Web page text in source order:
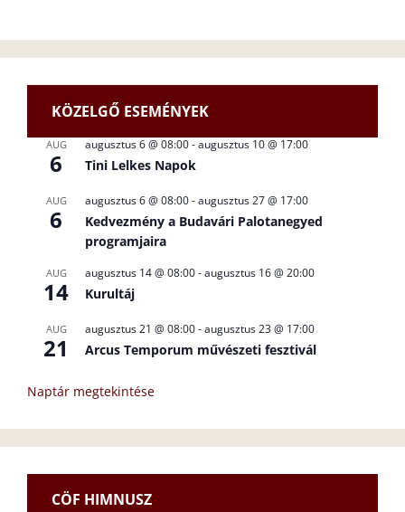
KÖZELGŐ ESEMÉNYEK
AUG
6
augusztus 6 @ 08:00-augusztus 10 @ 17:00
Tini Lelkes Napok
AUG
6
augusztus 6 @ 08:00-augusztus 27 @ 17:00
Kedvezmény a Budavári Palotanegyed
programjaira
AUG
14
augusztus 14 @ 08:00-augusztus 16 @ 20:00
Kurultáj
AUG
21
augusztus 21 @ 08:00-augusztus 23 @ 17:00
Arcus Temporum művészeti fesztivál
Naptár megtekintése
CÖF HIMNUSZ